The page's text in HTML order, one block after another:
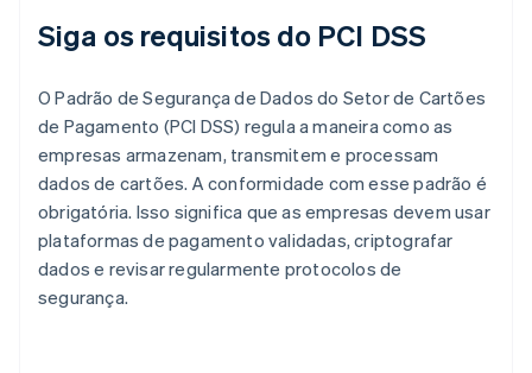
Siga os requisitos do PCI DSS
O Padrão de Segurança de Dados do Setor de Cartões
de Pagamento (PCI DSS) regula a maneira como as
empresas armazenam, transmitem e processam
dados de cartões. A conformidade com esse padrão é
obrigatória. Isso significa que as empresas devem usar
plataformas de pagamento validadas, criptografar
dados e revisar regularmente protocolos de
segurança.